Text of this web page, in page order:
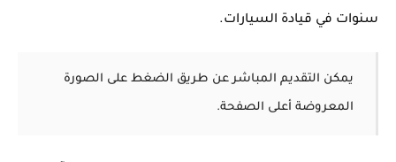
سنوات في قيادة السيارات.
يمكن التقديم المباشر عن طريق الضغط على الصورة
المعروضة أعلى الصفحة.